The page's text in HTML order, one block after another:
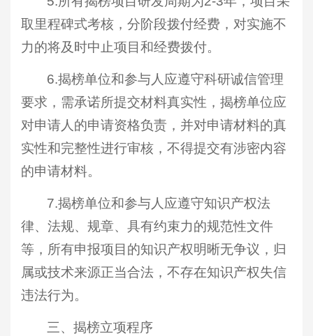
取里程碑式考核，分阶段拨付经费，对实施不
力的将及时中止项目和经费拨付。
6.揭榜单位和参与人应遵守科研诚信管理
要求，需承诺所提交材料真实性，揭榜单位应
对申请人的申请资格负责，并对申请材料的真
实性和完整性进行审核，不得提交有涉密内容
的申请材料。
7.揭榜单位和参与人应遵守知识产权法
律、法规、规章、具有约束力的规范性文件
等，所有申报项目的知识产权明晰无争议，归
属或技术来源正当合法，不存在知识产权失信
违法行为。
三、揭榜立项程序